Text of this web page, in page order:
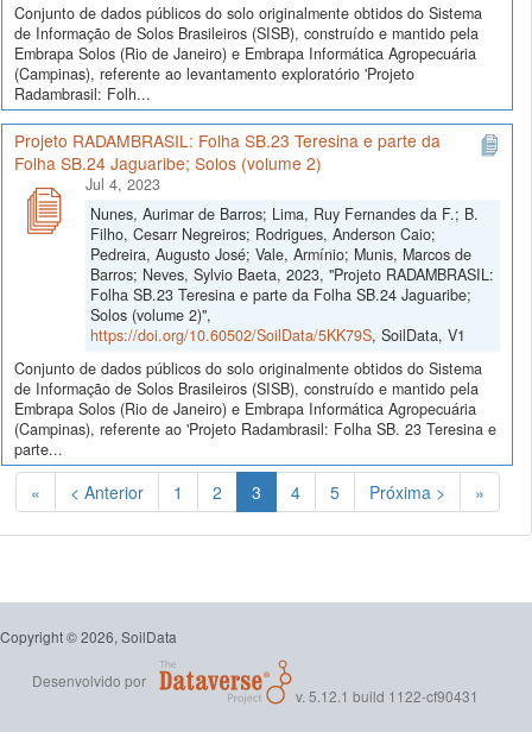
Conjunto de dados públicos do solo originalmente obtidos do Sistema
de Informação de Solos Brasileiros (SISB), construído e mantido pela
Embrapa Solos (Rio de Janeiro) e Embrapa Informática Agropecuária
(Campinas), referente ao levantamento exploratório 'Projeto
Radambrasil: Folh...
Projeto RADAMBRASIL: Folha SB.23 Teresina e parte da
Folha SB.24 Jaguaribe; Solos (volume 2)
Jul 4, 2023
Nunes, Aurimar de Barros; Lima, Ruy Fernandes da F.; B.
Filho, Cesarr Negreiros; Rodrigues, Anderson Caio;
Pedreira, Augusto José; Vale, Armínio; Munis, Marcos de
Barros; Neves, Sylvio Baeta, 2023, "Projeto RADAMBRASIL:
Folha SB.23 Teresina e parte da Folha SB.24 Jaguaribe;
Solos (volume 2)",
https://doi.org/10.60502/SoilData/5KK79S, SoilData, V1
Conjunto de dados públicos do solo originalmente obtidos do Sistema
de Informação de Solos Brasileiros (SISB), construído e mantido pela
Embrapa Solos (Rio de Janeiro) e Embrapa Informática Agropecuária
(Campinas), referente ao 'Projeto Radambrasil: Folha SB. 23 Teresina e
parte...
« < Anterior 1 2 3(Atual)
4 5 Próxima > »
Copyright © 2026, SoilData
Desenvolvido por
v. 5.12.1 build 1122-cf90431